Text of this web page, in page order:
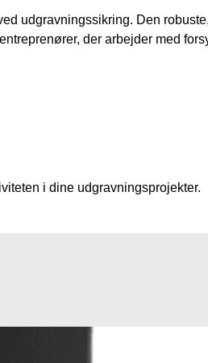
udgravningssikring. Den
der arbejder med
i dine udgravningsprojekter.